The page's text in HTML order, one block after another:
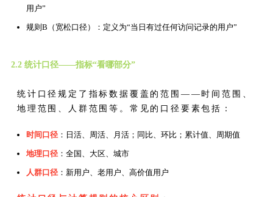
用户”
规则B（宽松口径）：定义为“当日有过任何访问记录的用户”
2.2 统计口径——指标“看哪部分”
统计口径规定了指标数据覆盖的范围——时间范围、
地理范围、人群范围等。常见的口径要素包括：
时间口径：日活、周活、月活；同比、环比；累计值、周期值
地理口径：全国、大区、城市
人群口径：新用户、老用户、高价值用户